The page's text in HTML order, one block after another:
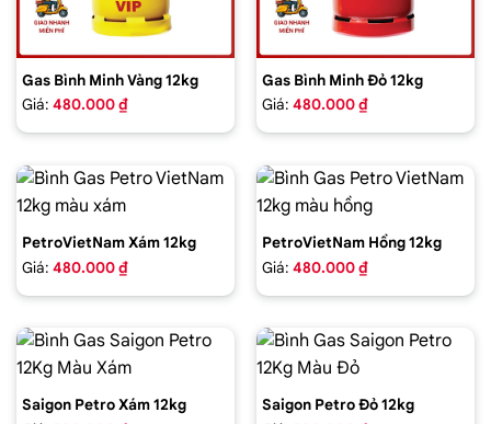
Gas Bình Minh Vàng 12kg
Giá: 480.000 ₫
Gas Bình Minh Đỏ 12kg
Giá: 480.000 ₫
PetroVietNam Xám 12kg
Giá: 480.000 ₫
PetroVietNam Hồng 12kg
Giá: 480.000 ₫
Saigon Petro Xám 12kg
Saigon Petro Đỏ 12kg